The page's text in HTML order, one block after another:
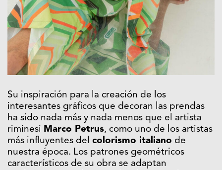
Su inspiración para la creación de los
interesantes gráficos que decoran las prendas
ha sido nada más y nada menos que el artista
riminesi Marco Petrus, como uno de los artistas
más influyentes del colorismo italiano de
nuestra época. Los patrones geométricos
característicos de su obra se adaptan